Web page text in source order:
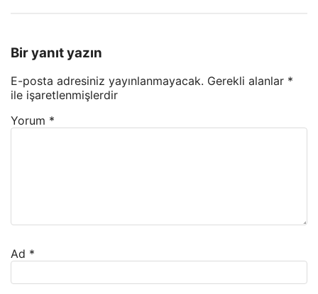
Bir yanıt yazın
E-posta adresiniz yayınlanmayacak. Gerekli alanlar *
ile işaretlenmişlerdir
Yorum *
Ad *